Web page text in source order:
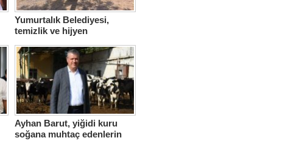
Yumurtalık Belediyesi,
temizlik ve hijyen
Ayhan Barut, yiğidi kuru
soğana muhtaç edenlerin